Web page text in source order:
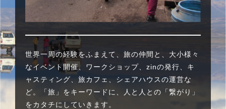
世界一周の経験をふまえて、旅の仲間と、大小様々
なイベント開催、ワークショップ、zinの発行、キ
ャスティング、旅カフェ、シェアハウスの運営な
ど。「旅」をキーワードに、人と人との「繋がり」
をカタチにしていきます。